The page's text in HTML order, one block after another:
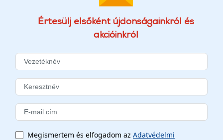
Értesülj elsőként újdonságainkról és
akcióinkról
Megismertem és elfogadom az Adatvédelmi